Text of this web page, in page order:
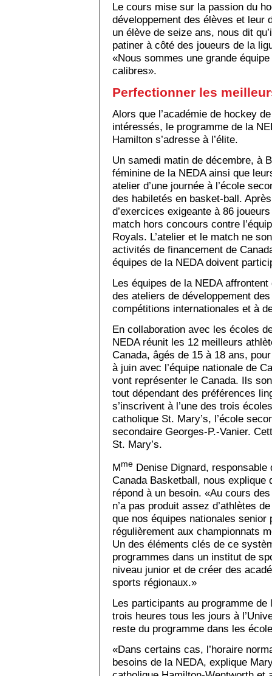
Le cours mise sur la passion du
développement des élèves et leur
un élève de seize ans, nous dit
patiner à côté des joueurs de la
«Nous sommes une grande
calibres».
Perfectionner les
Alors que l’académie de hockey
intéressés, le programme de la
Hamilton s’adresse à l’élite.
Un samedi matin de décembre, à
féminine de la NEDA ainsi que
atelier d’une journée à l’école
des habiletés en basket-ball.
d’exercices exigeante à 86
match hors concours contre
Royals. L’atelier et le match ne
activités de financement de
équipes de la NEDA doivent
Les équipes de la NEDA
des ateliers de développement
compétitions internationales et à
En collaboration avec les écoles
NEDA réunit les 12 meilleurs
Canada, âgés de 15 à 18 ans,
à juin avec l’équipe nationale de
vont représenter le Canada. Ils
tout dépendant des préférences
s’inscrivent à l’une des trois
catholique St. Mary’s, l’école
secondaire Georges-P.-Vanier.
St. Mary’s.
Mme Denise Dignard, responsable
Canada Basketball, nous explique
répond à un besoin. «Au cours
n’a pas produit assez d’athlètes
que nos équipes nationales senior
régulièrement aux championnats
Un des éléments clés de ce
programmes dans un institut de
niveau junior et de créer des
sports régionaux.»
Les participants au programme de
trois heures tous les jours à
reste du programme dans les
«Dans certains cas, l’horaire
besoins de la NEDA, explique